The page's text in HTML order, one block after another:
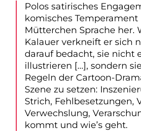
Polos satirisches
komisches
Mütterchen Sprache her.
Kalauer verkneift er sich
darauf bedacht, sie nicht
illustrieren [...], sondern
Regeln der Cartoon-
Szene zu setzen:
Strich, Fehlbesetzungen,
Verwechslung,
kommt und wie’s geht.